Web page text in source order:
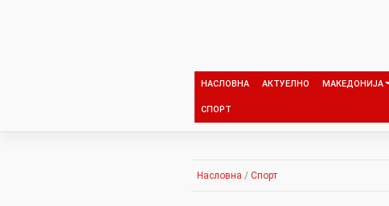
НАСЛОВНА АКТУЕЛНО МАКЕДОНИЈА
СПОРТ
Насловна / Спорт